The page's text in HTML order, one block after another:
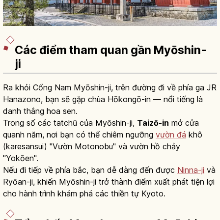
Các điểm tham quan gần Myōshin-
ji
Ra khỏi Cổng Nam Myōshin-ji, trên đường đi về phía ga JR
Hanazono, bạn sẽ gặp chùa Hōkongō-in — nổi tiếng là
danh thắng hoa sen.
Trong số các tatchū của Myōshin-ji, Taizō-in mở cửa
quanh năm, nơi bạn có thể chiêm ngưỡng vườn đá khô
(karesansui) "Vườn Motonobu" và vườn hồ chảy
"Yokōen".
Nếu đi tiếp về phía bắc, bạn dễ dàng đến được Ninna-ji và
Ryōan-ji, khiến Myōshin-ji trở thành điểm xuất phát tiện lợi
cho hành trình khám phá các thiền tự Kyoto.